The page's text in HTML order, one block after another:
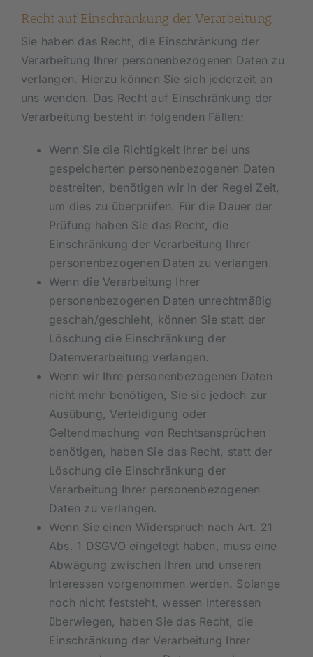
Recht auf Einschränkung der Verarbeitung
Sie haben das Recht, die Einschränkung der
Verarbeitung Ihrer personenbezogenen Daten zu
verlangen. Hierzu können Sie sich jederzeit an
uns wenden. Das Recht auf Einschränkung der
Verarbeitung besteht in folgenden Fällen:
Wenn Sie die Richtigkeit Ihrer bei uns
gespeicherten personenbezogenen Daten
bestreiten, benötigen wir in der Regel Zeit,
um dies zu überprüfen. Für die Dauer der
Prüfung haben Sie das Recht, die
Einschränkung der Verarbeitung Ihrer
personenbezogenen Daten zu verlangen.
Wenn die Verarbeitung Ihrer
personenbezogenen Daten unrechtmäßig
geschah/geschieht, können Sie statt der
Löschung die Einschränkung der
Datenverarbeitung verlangen.
Wenn wir Ihre personenbezogenen Daten
nicht mehr benötigen, Sie sie jedoch zur
Ausübung, Verteidigung oder
Geltendmachung von Rechtsansprüchen
benötigen, haben Sie das Recht, statt der
Löschung die Einschränkung der
Verarbeitung Ihrer personenbezogenen
Daten zu verlangen.
Wenn Sie einen Widerspruch nach Art. 21
Abs. 1 DSGVO eingelegt haben, muss eine
Abwägung zwischen Ihren und unseren
Interessen vorgenommen werden. Solange
noch nicht feststeht, wessen Interessen
überwiegen, haben Sie das Recht, die
Einschränkung der Verarbeitung Ihrer